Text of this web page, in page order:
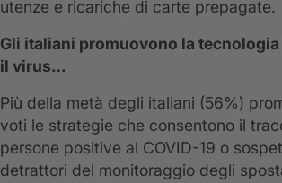
utenze e ricariche di carte prepagate.
Gli italiani promuovono la
il virus…
Più della metà degli italiani (56%)
voti le strategie che consentono il
persone positive al COVID-19 o
detrattori del monitoraggio degli